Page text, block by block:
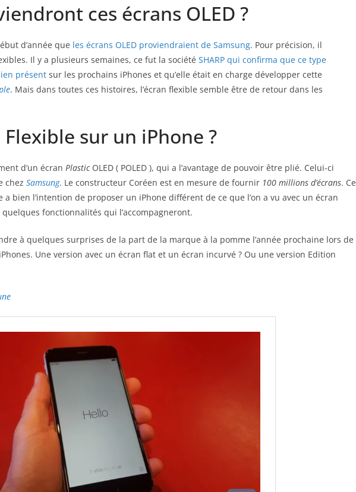
ces écrans OLED ?
d’année que les écrans OLED proviendraient de Samsung. Pour précision, il
Il y a plusieurs semaines, ce fut la société SHARP qui confirma que ce type
présent sur les prochains iPhones et qu’elle était en charge développer cette
. Mais dans toutes ces histoires, l’écran flexible semble être de retour dans les
sur un iPhone ?
d’un écran PlasticOLED ( POLED ), qui a l’avantage de pouvoir être plié. Celui-ci
chez Samsung. Le constructeur Coréen est en mesure de fournir 100 millions d’écrans. Ce
a bien l’intention de proposer un iPhone différent de ce que l’on a vu avec un écran
fonctionnalités qui l’accompagneront.
à quelques surprises de la part de la marque à la pomme l’année prochaine lors de
Une version avec un écran flat et un écran incurvé ? Ou une version Edition